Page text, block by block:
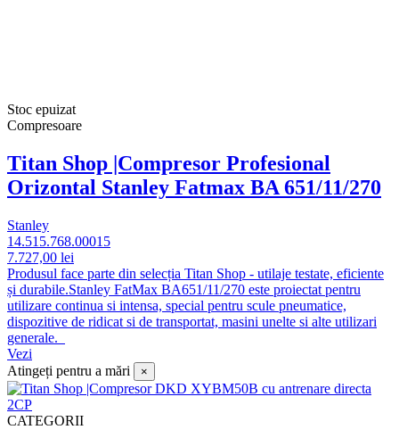
Stoc epuizat
Compresoare
Titan Shop |Compresor Profesional
Orizontal Stanley Fatmax BA 651/11/270
Stanley
14.515.768.00015
7.727,00 lei
Produsul face parte din selecția Titan Shop - utilaje testate, eficiente
și durabile.Stanley FatMax BA651/11/270 este proiectat pentru
utilizare continua si intensa, special pentru scule pneumatice,
dispozitive de ridicat si de transportat, masini unelte si alte utilizari
generale.
Vezi
Atingeți pentru a mări
×
CATEGORII